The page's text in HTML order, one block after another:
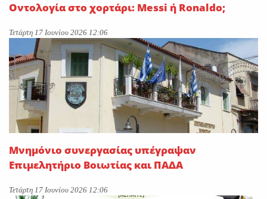
Οντολογία στο χορτάρι: Messi ή Ronaldo;
Τετάρτη 17 Ιουνίου 2026 12:06
Μνημόνιο συνεργασίας υπέγραψαν
Επιμελητήριο Βοιωτίας και ΠΑΔΑ
Τετάρτη 17 Ιουνίου 2026 12:06